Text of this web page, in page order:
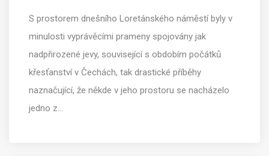
S prostorem dnešního Loretánského náměstí byly v
minulosti vyprávěcími prameny spojovány jak
nadpřirozené jevy, související s obdobím počátků
křesťanství v Čechách, tak drastické příběhy
naznačující, že někde v jeho prostoru se nacházelo
jedno z…